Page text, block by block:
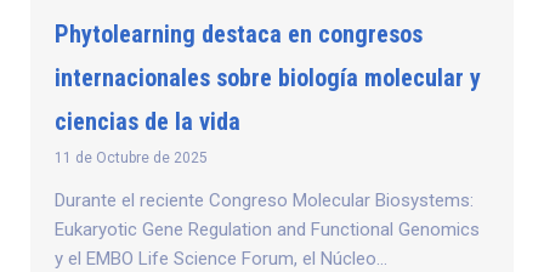
Phytolearning destaca en congresos
internacionales sobre biología molecular y
ciencias de la vida
11 de Octubre de 2025
Durante el reciente Congreso Molecular Biosystems:
Eukaryotic Gene Regulation and Functional Genomics
y el EMBO Life Science Forum, el Núcleo...